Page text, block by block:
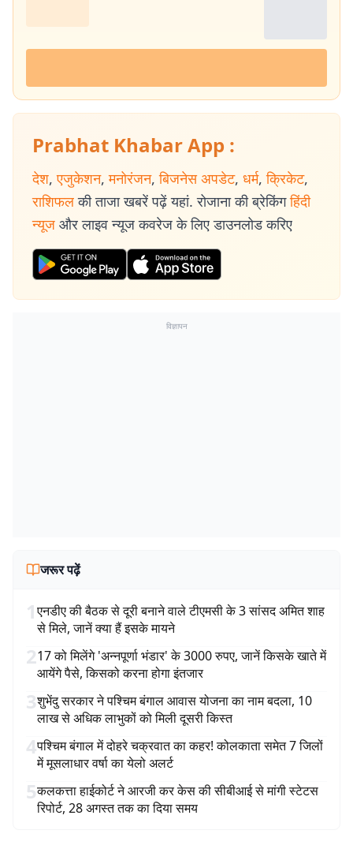
Prabhat Khabar App :
देश, एजुकेशन, मनोरंजन, बिजनेस अपडेट, धर्म, क्रिकेट,
राशिफल की ताजा खबरें पढ़ें यहां. रोजाना की ब्रेकिंग हिंदी
न्यूज और लाइव न्यूज कवरेज के लिए डाउनलोड करिए
विज्ञापन
जरूर पढ़ें
1एनडीए की बैठक से दूरी बनाने वाले टीएमसी के 3 सांसद अमित शाह
से मिले, जानें क्या हैं इसके मायने
217 को मिलेंगे 'अन्नपूर्णा भंडार' के 3000 रुपए, जानें किसके खाते में
आयेंगे पैसे, किसको करना होगा इंतजार
3शुभेंदु सरकार ने पश्चिम बंगाल आवास योजना का नाम बदला, 10
लाख से अधिक लाभुकों को मिली दूसरी किस्त
4पश्चिम बंगाल में दोहरे चक्रवात का कहर! कोलकाता समेत 7 जिलों
में मूसलाधार वर्षा का येलो अलर्ट
5कलकत्ता हाईकोर्ट ने आरजी कर केस की सीबीआई से मांगी स्टेटस
रिपोर्ट, 28 अगस्त तक का दिया समय